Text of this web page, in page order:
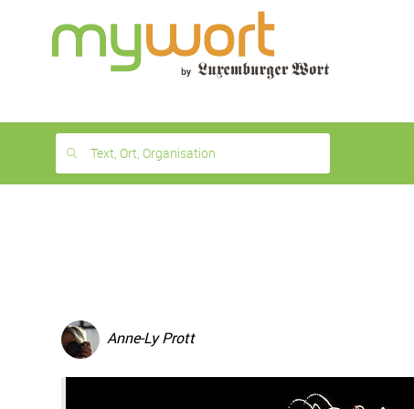
month
free
Text, Ort, Organisation
Anne-Ly Prott